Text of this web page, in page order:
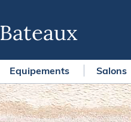
Bateaux
MÉTÉO MARINE
LIFESTYLE
Equipements Salons